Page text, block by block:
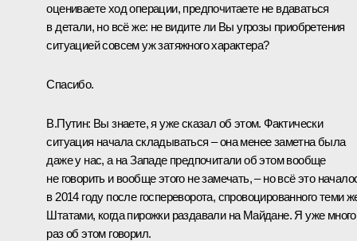
оцениваете ход операции, предпочитаете не вдаваться
в детали, но всё же: не видите ли Вы угрозы приобретения
ситуацией совсем уж затяжного характера?
Спасибо.
В.Путин: Вы знаете, я уже сказал об этом. Фактически
ситуация начала складываться – она менее заметна была
даже у нас, а на Западе предпочитали об этом вообще
не говорить и вообще этого не замечать, – но всё это
в 2014 году после госпереворота, спровоцированного теми
Штатами, когда пирожки раздавали на Майдане. Я уже много
раз об этом говорил.